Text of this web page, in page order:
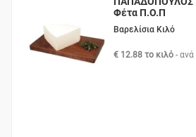
Φέτα Π.Ο.Π
Βαρελίσια Κιλό
€ 12.88 το κιλό - ανά